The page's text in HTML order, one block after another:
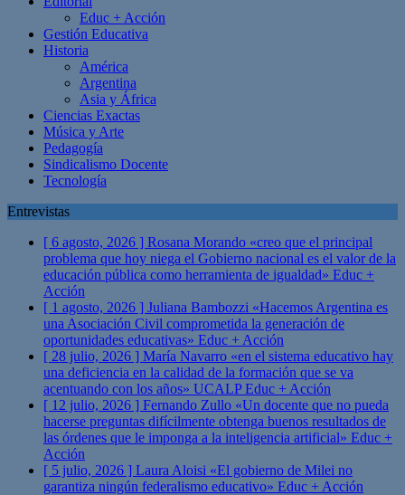
Educ + Acción
Gestión Educativa
Historia
América
Argentina
Asia y África
Ciencias Exactas
Música y Arte
Pedagogía
Sindicalismo Docente
Tecnología
Entrevistas
[ 6 agosto, 2026 ] Rosana Morando «creo que el principal
problema que hoy niega el Gobierno nacional es el valor de la
educación pública como herramienta de igualdad» Educ +
Acción
[ 1 agosto, 2026 ] Juliana Bambozzi «Hacemos Argentina es
una Asociación Civil comprometida la generación de
oportunidades educativas» Educ + Acción
[ 28 julio, 2026 ] María Navarro «en el sistema educativo hay
una deficiencia en la calidad de la formación que se va
acentuando con los años» UCALPEduc + Acción
[ 12 julio, 2026 ] Fernando Zullo «Un docente que no pueda
hacerse preguntas difícilmente obtenga buenos resultados de
las órdenes que le imponga a la inteligencia artificial» Educ +
Acción
[ 5 julio, 2026 ] Laura Aloisi «El gobierno de Milei no
garantiza ningún federalismo educativo» Educ + Acción